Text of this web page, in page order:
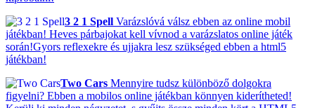
3 2 1 Spell Varázslóvá válsz ebben az online mobil
játékban! Heves párbajokat kell vívnod a varázslatos online játék
során!Gyors reflexekre és ujjakra lesz szükséged ebben a html5
játékban!
Two Cars Mennyire tudsz különböző dolgokra
figyelni? Ebben a mobilos online játékban könnyen kiderítheted!